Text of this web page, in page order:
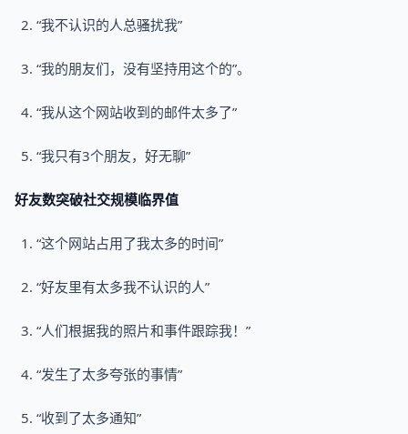
“我不认识的人总骚扰我”
“我的朋友们，没有坚持用这个的”。
“我从这个网站收到的邮件太多了”
“我只有3个朋友，好无聊”
好友数突破社交规模临界值
“这个网站占用了我太多的时间”
“好友里有太多我不认识的人”
“人们根据我的照片和事件跟踪我！”
“发生了太多夸张的事情”
“收到了太多通知”